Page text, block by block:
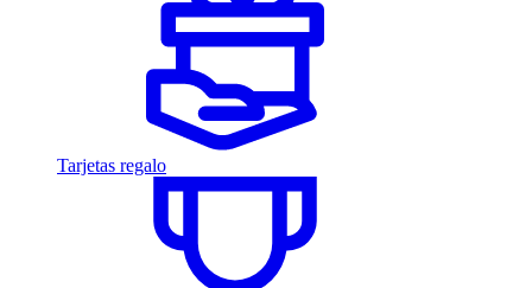
Tarjetas regalo